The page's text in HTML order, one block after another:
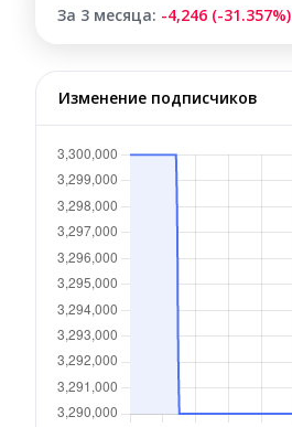
За 3 месяца: -4,246 (-31.357%)
Изменение подписчиков